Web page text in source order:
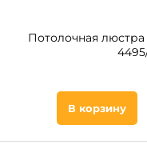
Потолочная люстра
В корзину